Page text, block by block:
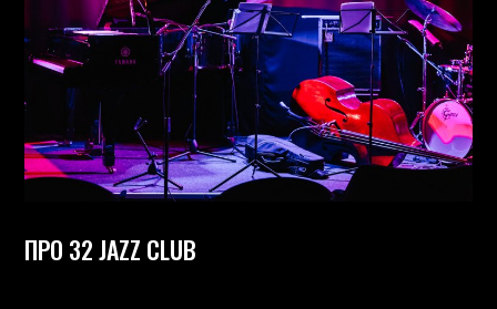
ПРО 32 JAZZ CLUB